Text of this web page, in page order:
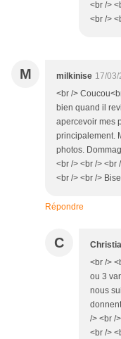
<br />
<br />
M milkinise 17/
<br />
bien quand il
apercevoir mes
principalement.
photos.
<br /> <br /> <br
<br /> <br />
Répondre
C
<br />
ou 3
nous
/> <br /
<br />